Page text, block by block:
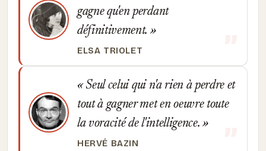
gagne qu'en perdant
définitivement.
ELSA TRIOLET
Seul celui qui n'a rien à perdre et
tout à gagner met en oeuvre toute
la voracité de l'intelligence.
HERVÉ BAZIN